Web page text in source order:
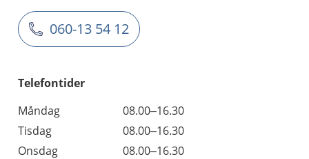
060-13 54 12
Telefontider
Måndag
08.00–16.30
Tisdag
08.00–16.30
Onsdag
08.00–16.30